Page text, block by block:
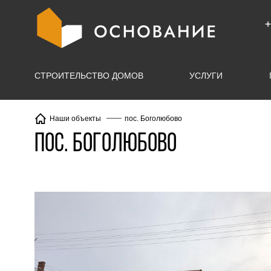
СТРОИТЕЛЬСТВО ДОМОВ УСЛУГИ
Наши объекты пос. Боголюбово
пос. Боголюбово